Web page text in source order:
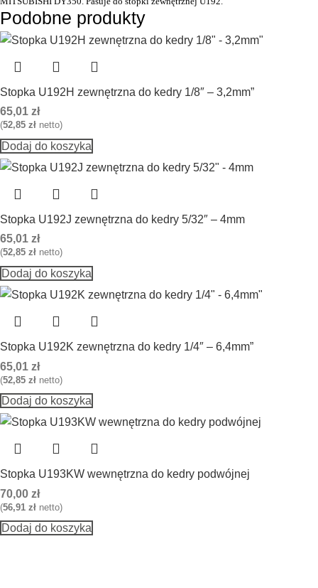
Podobne produkty
Stopka U192H zewnętrzna do kedry 1/8″ – 3,2mm”
65,01 zł
(52,85 zł netto)
Dodaj do koszyka
Stopka U192J zewnętrzna do kedry 5/32″ – 4mm
65,01 zł
(52,85 zł netto)
Dodaj do koszyka
Stopka U192K zewnętrzna do kedry 1/4″ – 6,4mm”
65,01 zł
(52,85 zł netto)
Dodaj do koszyka
Stopka U193KW wewnętrzna do kedry podwójnej
70,00 zł
(56,91 zł netto)
Dodaj do koszyka